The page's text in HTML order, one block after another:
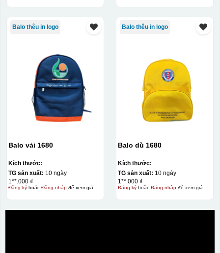
Balo thêu in logo
Balo vải 1680
Kích thước:
TG sản xuất: 10 ngày
1**.000 ₫
Đăng kýhoặc Đăng nhậpđể xem giá
Balo thêu in logo
Balo dù 1680
Kích thước:
TG sản xuất: 10 ngày
1**.000 ₫
Đăng kýhoặc Đăng nhậpđể xem giá